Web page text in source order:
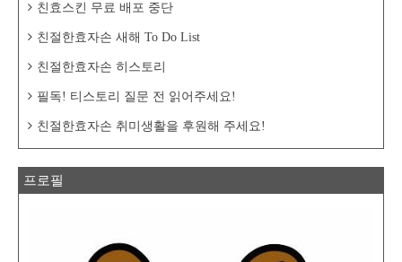
친효스킨 무료 배포 중단
친절한효자손 새해 To Do List
친절한효자손 히스토리
필독! 티스토리 질문 전 읽어주세요!
친절한효자손 취미생활을 후원해 주세요!
프로필